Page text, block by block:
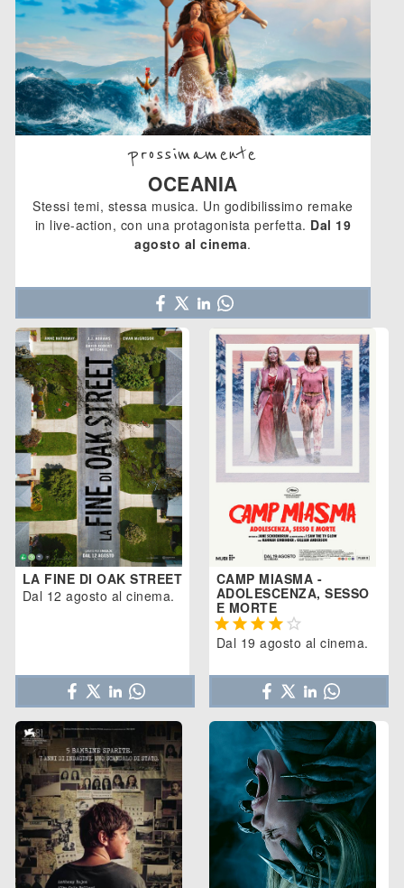
prossimamente
OCEANIA
Stessi temi, stessa musica. Un godibilissimo remake
in live-action, con una protagonista perfetta. Dal 19
agosto al cinema.
LA FINE DI OAK STREET
Dal 12 agosto al cinema.
CAMP MIASMA -
ADOLESCENZA, SESSO
E MORTE
    
Dal 19 agosto al cinema.